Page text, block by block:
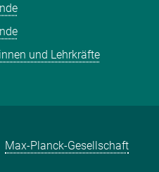
und Lehrkräfte
Max-Planck-Gesellschaft